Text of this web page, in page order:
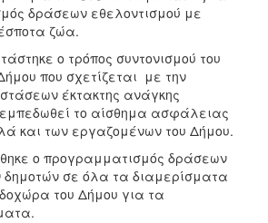
δράσεων εθελοντισμού με
ζώα.
ο τρόπος συντονισμού του
που σχετίζεται με την
έκτακτης ανάγκης
το αίσθημα ασφάλειας
και των εργαζομένων του Δήμου.
ο προγραμματισμός δράσεων
σε όλα τα διαμερίσματα
του Δήμου για τα